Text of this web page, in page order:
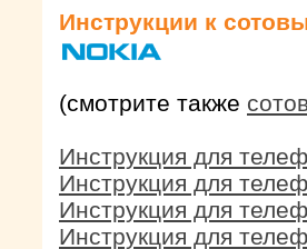
Инструкции к
(смотрите также
Инструкция для
Инструкция для
Инструкция для
Инструкция для